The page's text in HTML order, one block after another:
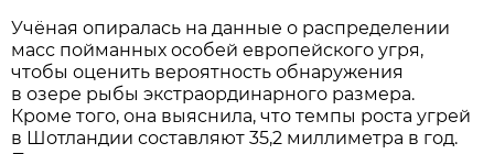
Учёная опиралась на данные о распределении
масс пойманных особей европейского угря,
чтобы оценить вероятность обнаружения
в озере рыбы экстраординарного размера.
Кроме того, она выяснила, что темпы роста угрей
в Шотландии составляют 35,2 миллиметра в год.